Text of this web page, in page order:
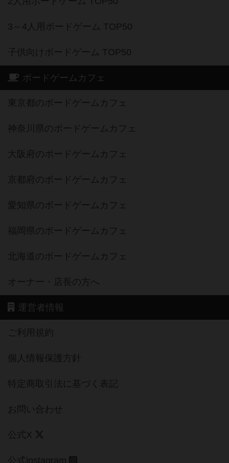
3～4人用ボードゲーム TOP50
子供向けボードゲーム TOP50
ボードゲームカフェ
東京都のボードゲームカフェ
神奈川県のボードゲームカフェ
大阪府のボードゲームカフェ
京都府のボードゲームカフェ
愛知県のボードゲームカフェ
福岡県のボードゲームカフェ
北海道のボードゲームカフェ
オーナー・店長の方へ
運営者情報
ご利用規約
個人情報保護方針
特定商取引法に基づく表記
お問い合わせ
公式X
公式instagram